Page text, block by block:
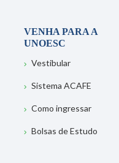
VENHA PARA A
UNOESC
Vestibular
Sistema ACAFE
Como ingressar
Bolsas de Estudo